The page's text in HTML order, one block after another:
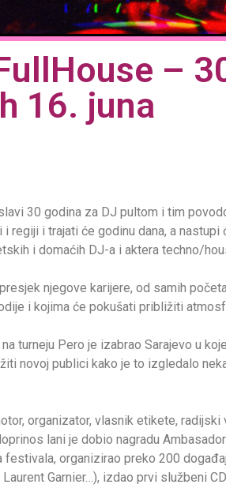
–
16. juna
30 godina za DJ pultom i tim
regiji i trajati će godinu dana, a
i domaćih DJ-a i aktera techno/
njegove karijere, od samih
i kojima će pokušati približiti
turneju Pero je izabrao Sarajevo u
novoj publici kako je to izgledalo
organizator, vlasnik etikete,
lani je dobio nagradu
festivala, organizirao preko 200
Laurent Garnier…), izdao prvi službeni